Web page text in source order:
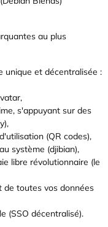
au plus
unique et décentralisée :
s'appuyant sur des
(QR codes),
système (djibian),
libre révolutionnaire (le
toutes vos données
(SSO décentralisé).